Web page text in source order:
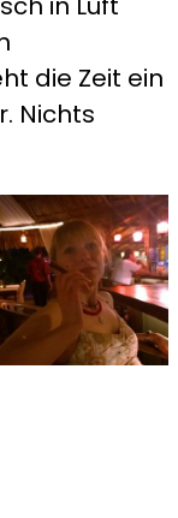
die Zeit ein
Nichts